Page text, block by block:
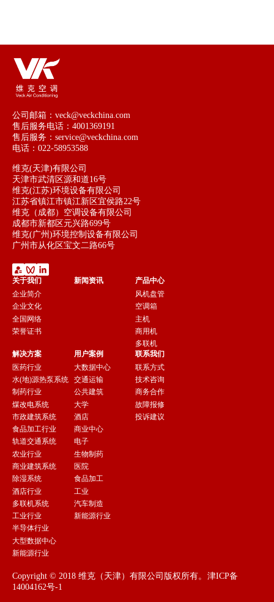
公司邮箱：veck@veckchina.com
售后服务电话：4001369191
售后服务：service@veckchina.com
电话：022-58953588
维克(天津)有限公司
天津市武清区源和道16号
维克(江苏)环境设备有限公司
江苏省镇江市镇江新区宜侯路22号
维克（成都）空调设备有限公司
成都市新都区元兴路699号
维克(广州)环境控制设备有限公司
广州市从化区宝文二路66号
关于我们
企业简介
企业文化
全国网络
荣誉证书
新闻资讯
产品中心
风机盘管
空调箱
主机
商用机
多联机
解决方案
医药行业
水(地)源热泵系统
制药行业
煤改电系统
市政建筑系统
食品加工行业
轨道交通系统
农业行业
商业建筑系统
除湿系统
酒店行业
多联机系统
工业行业
半导体行业
大型数据中心
新能源行业
用户案例
大数据中心
交通运输
公共建筑
大学
酒店
商业中心
电子
生物制药
医院
食品加工
工业
汽车制造
新能源行业
联系我们
联系方式
技术咨询
商务合作
故障报修
投诉建议
Copyright © 2018 维克（天津）有限公司版权所有。 津ICP备
14004162号-1